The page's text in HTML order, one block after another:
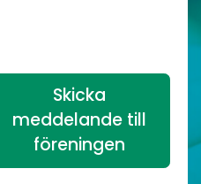
Skicka
meddelande till
föreningen